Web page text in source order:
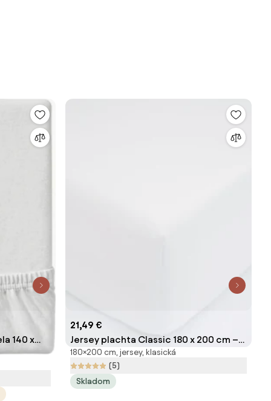
140 x
21,49 €
Jersey plachta Classic 180 x 200 cm –
biela
180×200 cm, jersey, klasická
(5)
Skladom